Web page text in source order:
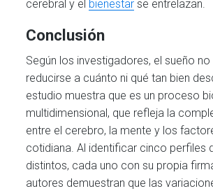
cerebral y el bienestar se entrelazan.
Conclusión
Según los investigadores, el sueño no
reducirse a cuánto ni qué tan bien
estudio muestra que es un proceso
multidimensional, que refleja la
entre el cerebro, la mente y los
cotidiana. Al identificar cinco perfiles
distintos, cada uno con su propia
autores demuestran que las